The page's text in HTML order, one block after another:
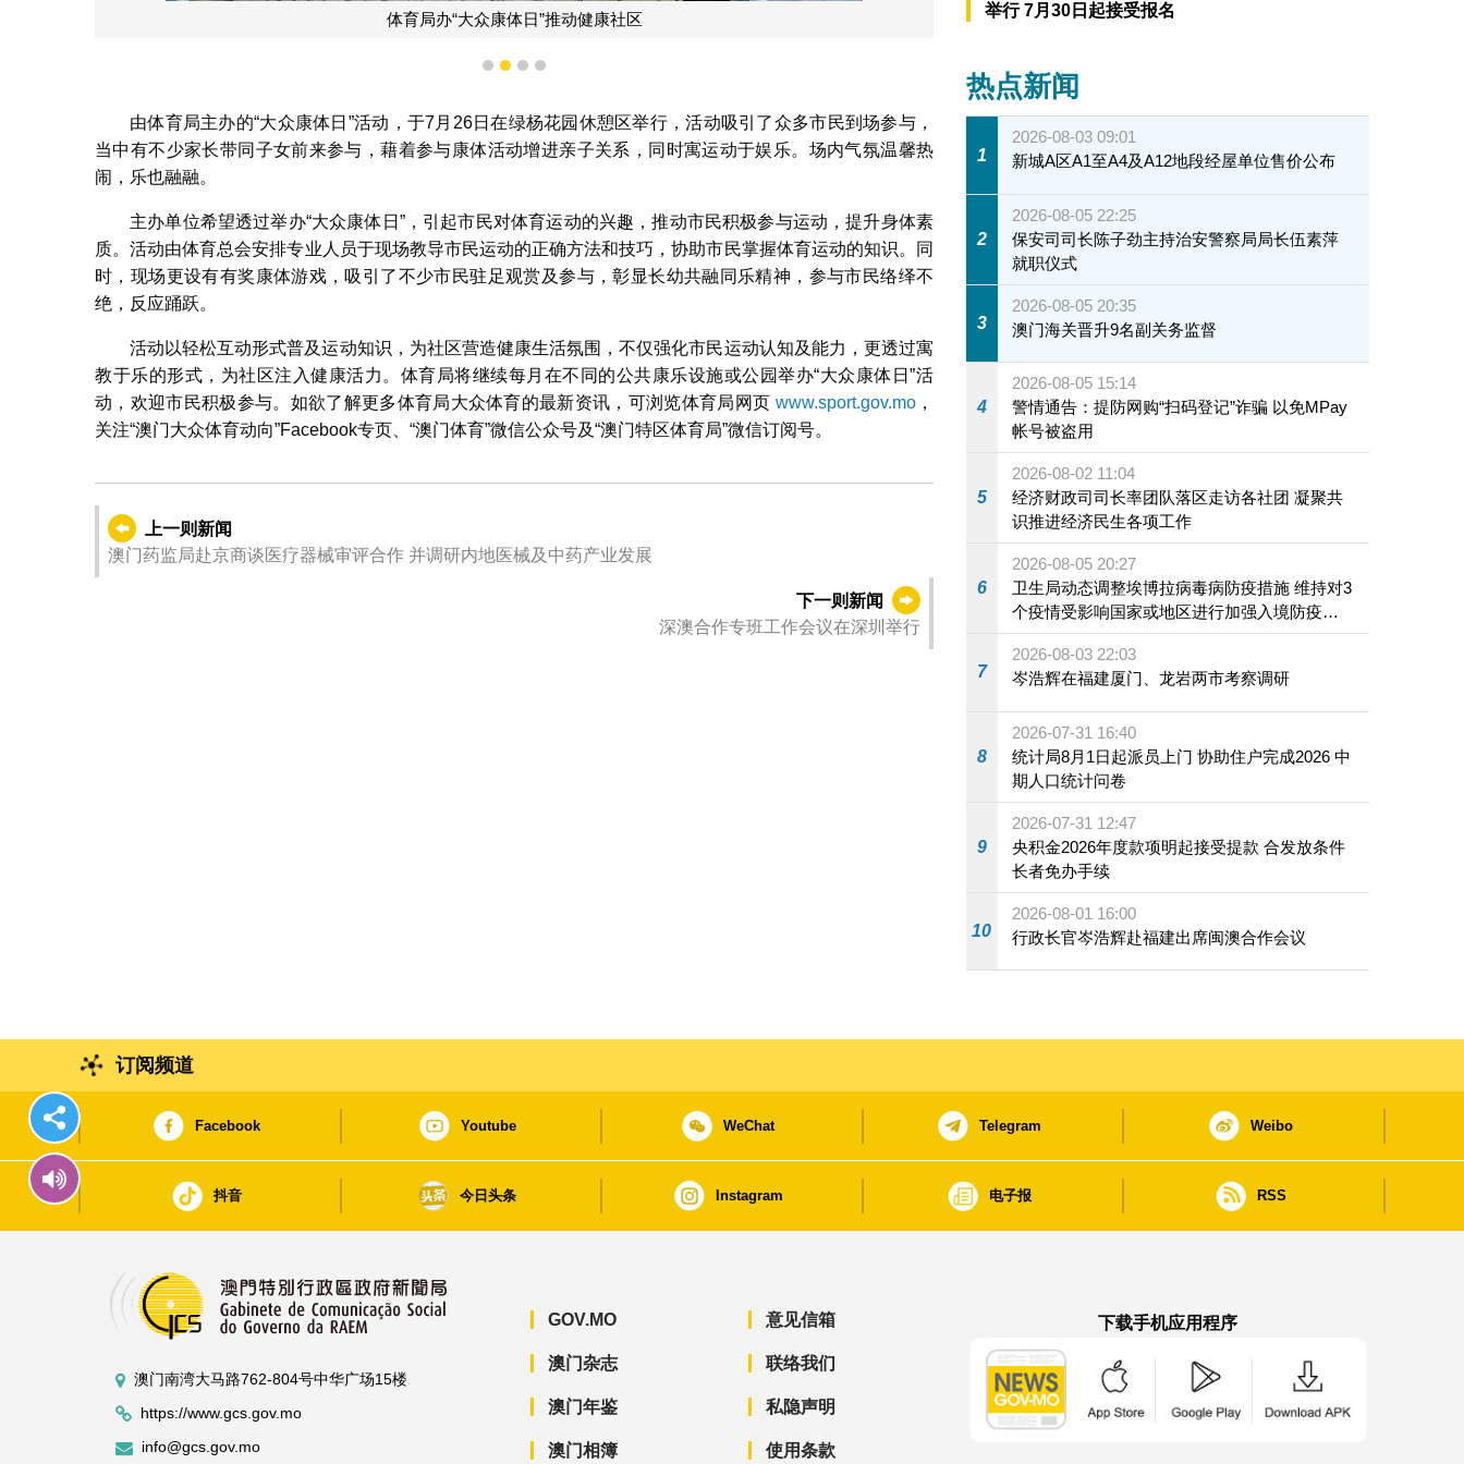
体育局办“大众康体日”推动健康社区
1 2 3 4
由体育局主办的“大众康体日”活动，于7月26日在绿杨花园休憩区举行，活动吸引了众多市民到场参与，
当中有不少家长带同子女前来参与，藉着参与康体活动增进亲子关系，同时寓运动于娱乐。场内气氛温馨热
闹，乐也融融。
主办单位希望透过举办“大众康体日”，引起市民对体育运动的兴趣，推动市民积极参与运动，提升身体素
质。活动由体育总会安排专业人员于现场教导市民运动的正确方法和技巧，协助市民掌握体育运动的知识。同
时，现场更设有有奖康体游戏，吸引了不少市民驻足观赏及参与，彰显长幼共融同乐精神，参与市民络绎不
绝，反应踊跃。
活动以轻松互动形式普及运动知识，为社区营造健康生活氛围，不仅强化市民运动认知及能力，更透过寓
教于乐的形式，为社区注入健康活力。体育局将继续每月在不同的公共康乐设施或公园举办“大众康体日”活
动，欢迎市民积极参与。如欲了解更多体育局大众体育的最新资讯，可浏览体育局网页 www.sport.gov.mo，
关注“澳门大众体育动向”Facebook专页、“澳门体育”微信公众号及“澳门特区体育局”微信订阅号。
上一则新闻
澳门药监局赴京商谈医疗器械审评合作 并调研内地医械及中药产业发展
下一则新闻
深澳合作专班工作会议在深圳举行
举行 7月30日起接受报名
热点新闻
1
2026-08-03 09:01
新城A区A1至A4及A12地段经屋单位售价公布
2
2026-08-05 22:25
保安司司长陈子劲主持治安警察局局长伍素萍
就职仪式
3
2026-08-05 20:35
澳门海关晋升9名副关务监督
4
2026-08-05 15:14
警情通告：提防网购“扫码登记”诈骗 以免MPay
帐号被盗用
5
2026-08-02 11:04
经济财政司司长率团队落区走访各社团 凝聚共
识推进经济民生各项工作
6
2026-08-05 20:27
卫生局动态调整埃博拉病毒病防疫措施 维持对3
个疫情受影响国家或地区进行加强入境防疫措
施
7
2026-08-03 22:03
岑浩辉在福建厦门、龙岩两市考察调研
8
2026-07-31 16:40
统计局8月1日起派员上门 协助住户完成2026 中
期人口统计问卷
9
2026-07-31 12:47
央积金2026年度款项明起接受提款 合发放条件
长者免办手续
10
2026-08-01 16:00
行政长官岑浩辉赴福建出席闽澳合作会议
订阅频道
Facebook Youtube WeChat Telegram Weibo
抖音 今日头条 Instagram 电子报 RSS
澳门南湾大马路762-804号中华广场15楼
https://www.gcs.gov.mo
info@gcs.gov.mo
GOV.MO
澳门杂志
澳门年鉴
澳门相簿
意见信箱
联络我们
私隐声明
使用条款
下载手机应用程序